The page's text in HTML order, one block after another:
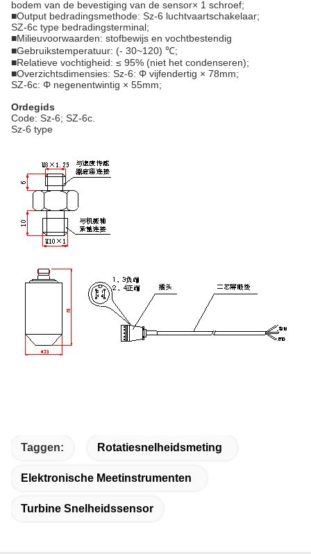
bodem van de bevestiging van de sensor× 1 schroef;
■Output bedradingsmethode: Sz-6 luchtvaartschakelaar;
SZ-6c type bedradingsterminal;
■Milieuvoorwaarden: stofbewijs en vochtbestendig
■Gebruikstemperatuur: (- 30~120) ℃;
■Relatieve vochtigheid: ≤ 95% (niet het condenseren);
■Overzichtsdimensies: Sz-6: Φ vijfendertig × 78mm;
SZ-6c: Φ negenentwintig × 55mm;
Ordegids
Code: Sz-6; SZ-6c.
Sz-6 type
Taggen: Rotatiesnelheidsmeting
Elektronische Meetinstrumenten
Turbine Snelheidssensor